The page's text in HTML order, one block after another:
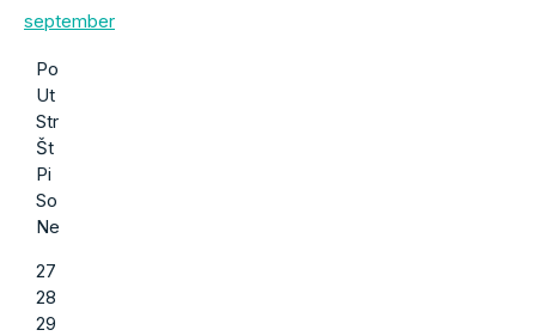
september
Po
Ut
Str
Št
Pi
So
Ne
27
28
29